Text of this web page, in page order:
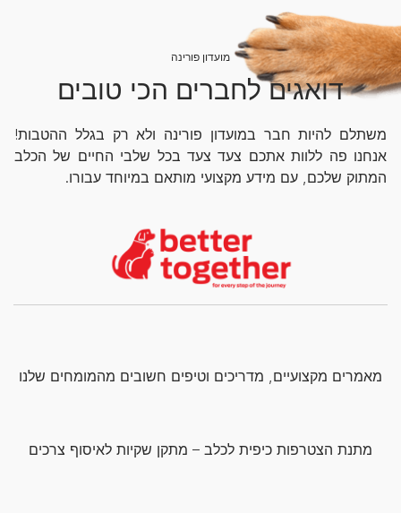
מועדון פורינה
דואגים לחברים הכי טובים
משתלם להיות חבר במועדון פורינה ולא רק בגלל ההטבות!
אנחנו פה ללוות אתכם צעד צעד בכל שלבי החיים של הכלב
המתוק שלכם, עם מידע מקצועי מותאם במיוחד עבורו.
מאמרים מקצועיים, מדריכים וטיפים חשובים מהמומחים שלנו
מתנת הצטרפות כיפית לכלב – מתקן שקיות לאיסוף צרכים